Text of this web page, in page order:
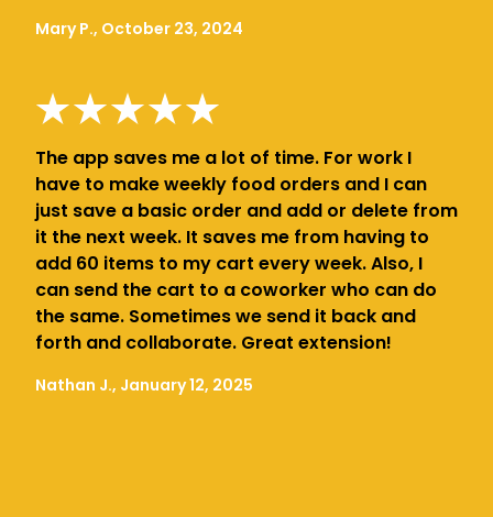
Mary P., October 23, 2024
The app saves me a lot of time. For work I
have to make weekly food orders and I can
just save a basic order and add or delete from
it the next week. It saves me from having to
add 60 items to my cart every week. Also, I
can send the cart to a coworker who can do
the same. Sometimes we send it back and
forth and collaborate. Great extension!
Nathan J., January 12, 2025